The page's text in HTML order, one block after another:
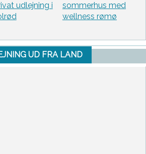
udlejning i
sommerhus med
wellness rømø
UD FRA LAND